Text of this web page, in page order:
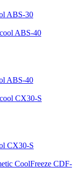
ABS-30
ABS-40
CX30-S